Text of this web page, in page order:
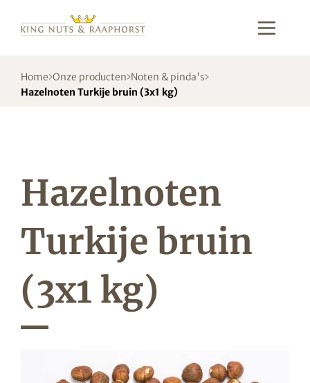
Home Onze producten Noten & pinda's
Hazelnoten Turkije bruin (3x1 kg)
Hazelnoten
Turkije bruin
(3x1 kg)